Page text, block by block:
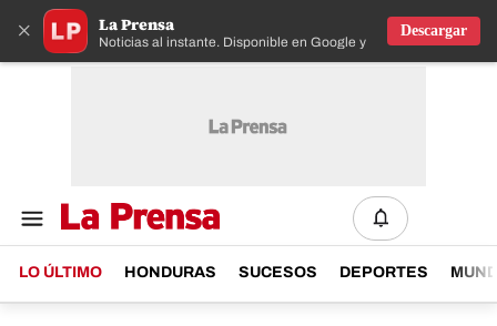
× La Prensa
Noticias al instante. Disponible en Google y IOS
Descargar
LO ÚLTIMO HONDURAS SUCESOS DEPORTES